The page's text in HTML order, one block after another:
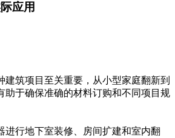
应用
建筑项目至关重要，从小型家庭翻新到
助于确保准确的材料订购和不同项目规
进行地下室装修、房间扩建和室内翻